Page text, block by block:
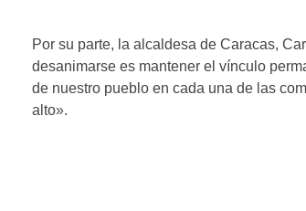
Por su parte, la alcaldesa de Caracas,
desanimarse es mantener el vínculo
de nuestro pueblo en cada una de las
alto».